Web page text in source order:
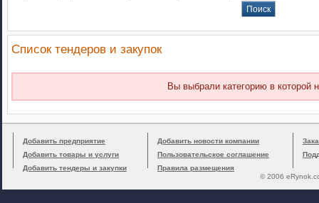
Список тендеров и закупок
Вы выбрали категорию в которой
Добавить предприятие
Добавить товары и услуги
Добавить тендеры и закупки
Добавить новости компании
Пользовательское соглашение
Правила размещения
© 2006